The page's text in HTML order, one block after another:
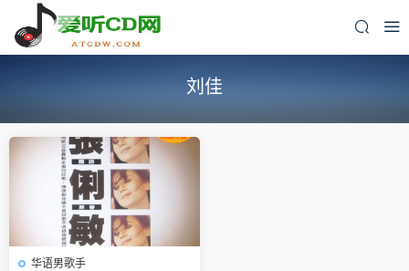
刘佳
华语男歌手